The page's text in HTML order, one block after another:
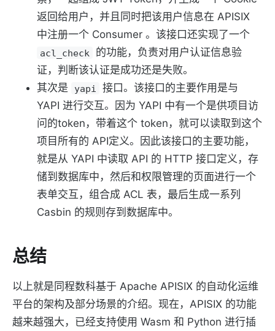
返回给用户，并且同时把该用户信息在 APISIX
中注册一个 Consumer 。该接口还实现了一个
acl_check
的功能，负责对用户认证信息验
证，判断该认证是成功还是失败。
其次是
yapi
接口。该接口的主要作用是与
YAPI 进行交互。因为 YAPI 中有一个是供项目访
问的token，带着这个 token，就可以读取到这个
项目所有的 API定义。因此该接口的主要功能，
就是从 YAPI 中读取 API 的 HTTP 接口定义，存
储到数据库中，然后和权限管理的页面进行一个
表单交互，组合成 ACL 表，最后生成一系列
Casbin 的规则存到数据库中。
总结
以上就是同程数科基于 Apache APISIX 的自动化运维
平台的架构及部分场景的介绍。现在，APISIX 的功能
越来越强大，已经支持使用 Wasm 和 Python 进行插